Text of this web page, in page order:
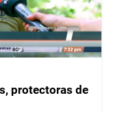
protectoras de